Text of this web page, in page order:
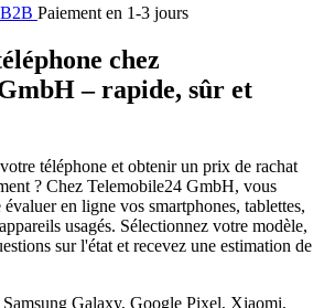
Paiement en 1-3 jours
chez
– rapide, sûr et
téléphone et obtenir un prix de rachat
? Chez Telemobile24 GmbH, vous
en ligne vos smartphones, tablettes,
usagés. Sélectionnez votre modèle,
sur l'état et recevez une estimation de
Galaxy, Google Pixel, Xiaomi,